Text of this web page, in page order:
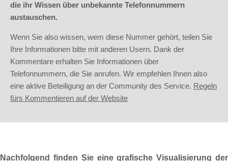
die ihr Wissen über unbekannte Telefonnummern
austauschen.
Wenn Sie also wissen, wem diese Nummer gehört, teilen Sie
Ihre Informationen bitte mit anderen Usern. Dank der
Kommentare erhalten Sie Informationen über
Telefonnummern, die Sie anrufen. Wir empfehlen Ihnen also
eine aktive Beteiligung an der Community des Service. Regeln
fürs Kommentieren auf der Website
Nachfolgend finden Sie eine grafische Visualisierung der